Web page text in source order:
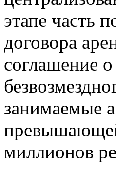
этапе часть
договора
соглашение
занимаемые
миллионов